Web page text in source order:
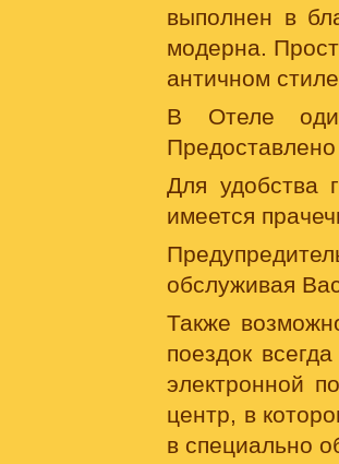
выполнен в
модерна.
античном
В Отеле
Для удобства
имеется
обслуживая
Также
поездок
электронной
центр, в
в специально